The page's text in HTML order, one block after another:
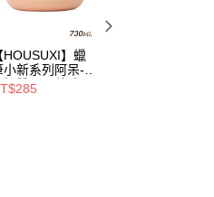
本公司不負相關責
，本公司將視審查
現惡意使用之情
HOUSUXI】蠟
小新系列阿呆-不
鋼雙層隔熱碗
【5周